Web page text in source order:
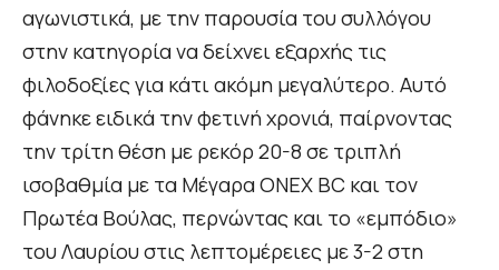
αγωνιστικά, με την παρουσία του συλλόγου
στην κατηγορία να δείχνει εξαρχής τις
φιλοδοξίες για κάτι ακόμη μεγαλύτερο. Αυτό
φάνηκε ειδικά την φετινή χρονιά, παίρνοντας
την τρίτη θέση με ρεκόρ 20-8 σε τριπλή
ισοβαθμία με τα Μέγαρα ΟΝΕΧ BC και τον
Πρωτέα Βούλας, περνώντας και το «εμπόδιο»
του Λαυρίου στις λεπτομέρειες με 3-2 στη